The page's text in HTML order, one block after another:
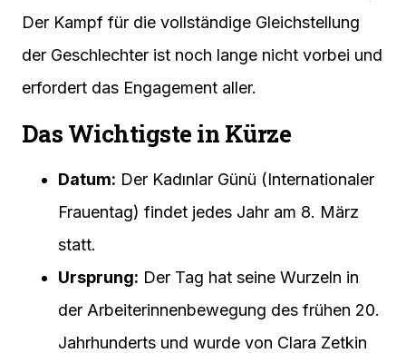
Der Kampf für die vollständige Gleichstellung
der Geschlechter ist noch lange nicht vorbei und
erfordert das Engagement aller.
Das Wichtigste in Kürze
Datum: Der Kadınlar Günü (Internationaler
Frauentag) findet jedes Jahr am 8. März
statt.
Ursprung: Der Tag hat seine Wurzeln in
der Arbeiterinnenbewegung des frühen 20.
Jahrhunderts und wurde von Clara Zetkin